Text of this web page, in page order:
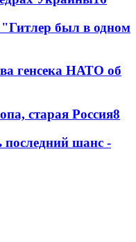
был в одном
генсека НАТО об
старая Россия8
последний шанс -